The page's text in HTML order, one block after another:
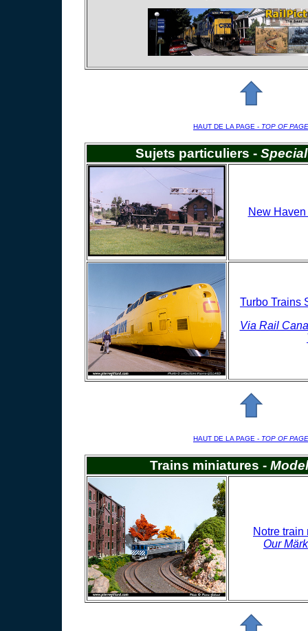
HAUT DE LA PAGE - TOP OF PAGE
Sujets particuliers -
New
Turbo Trains
Via Rail
HAUT DE LA PAGE - TOP OF PAGE
Trains miniatures -
Notre train
Our